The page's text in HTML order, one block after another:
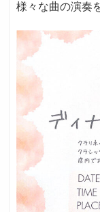
様々な曲の演奏